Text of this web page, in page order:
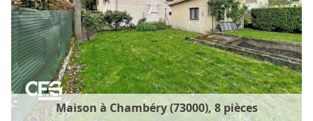
Maison à Chambéry (73000), 8 pièces